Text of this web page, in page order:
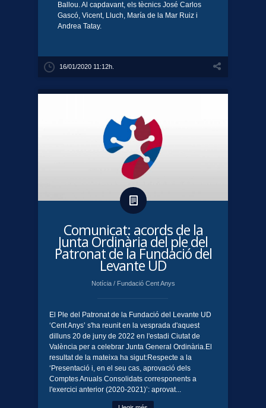
Ballou. Al capdavant, els tècnics José Carlos
Gascó, Vicent, Lluch, María de la Mar Ruiz i
Andrea Tatay.
16/01/2020 11:12h.
Comunicat: acords de la
Junta Ordinària del ple del
Patronat de la Fundació del
Levante UD
Notícia / Fundació Cent Anys
El Ple del Patronat de la Fundació del Levante UD
‘Cent Anys’ s'ha reunit en la vesprada d'aquest
dilluns 20 de juny de 2022 en l'estadi Ciutat de
València per a celebrar Junta General Ordinària.El
resultat de la mateixa ha sigut:Respecte a la
‘Presentació i, en el seu cas, aprovació dels
Comptes Anuals Consolidats corresponents a
l'exercici anterior (2020-2021)’: aprovat...